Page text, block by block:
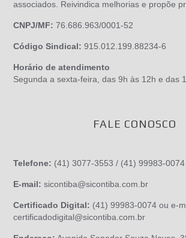
associados. Reivindica melhorias e propõe
CNPJ/MF: 76.686.963/0001-52
Código Sindical: 915.012.199.88234-6
Horário de atendimento
Segunda a sexta-feira, das 9h às 12h e das
FALE CONOSCO
Telefone: (41) 3077-3553 / (41) 99983-0074
E-mail:sicontiba@sicontiba.com.br
Certificado Digital: (41) 99983-0074 ou e-
certificadodigital@sicontiba.com.br